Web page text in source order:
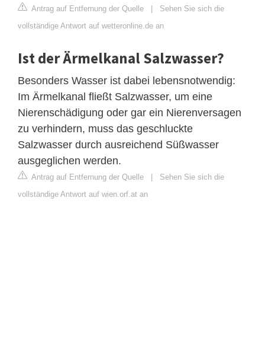
Antrag auf Entfernung der Quelle | Sehen Sie sich die
vollständige Antwort auf wetteronline.de an
Ist der Ärmelkanal Salzwasser?
Besonders Wasser ist dabei lebensnotwendig:
Im Ärmelkanal fließt Salzwasser, um eine
Nierenschädigung oder gar ein Nierenversagen
zu verhindern, muss das geschluckte
Salzwasser durch ausreichend Süßwasser
ausgeglichen werden.
Antrag auf Entfernung der Quelle | Sehen Sie sich die
vollständige Antwort auf wien.orf.at an